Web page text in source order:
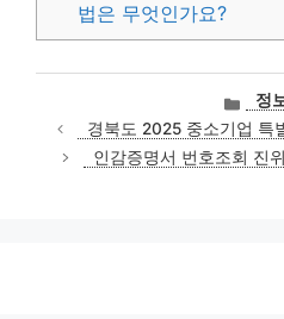
법은 무엇인가요?
카
테
고
리
정
경북도 2025 중소기업 특
인감증명서 번호조회 진